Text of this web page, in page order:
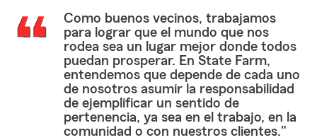
Como buenos vecinos, trabajamos
para lograr que el mundo que nos
rodea sea un lugar mejor donde todos
puedan prosperar. En State Farm,
entendemos que depende de cada uno
de nosotros asumir la responsabilidad
de ejemplificar un sentido de
pertenencia, ya sea en el trabajo, en la
comunidad o con nuestros clientes."